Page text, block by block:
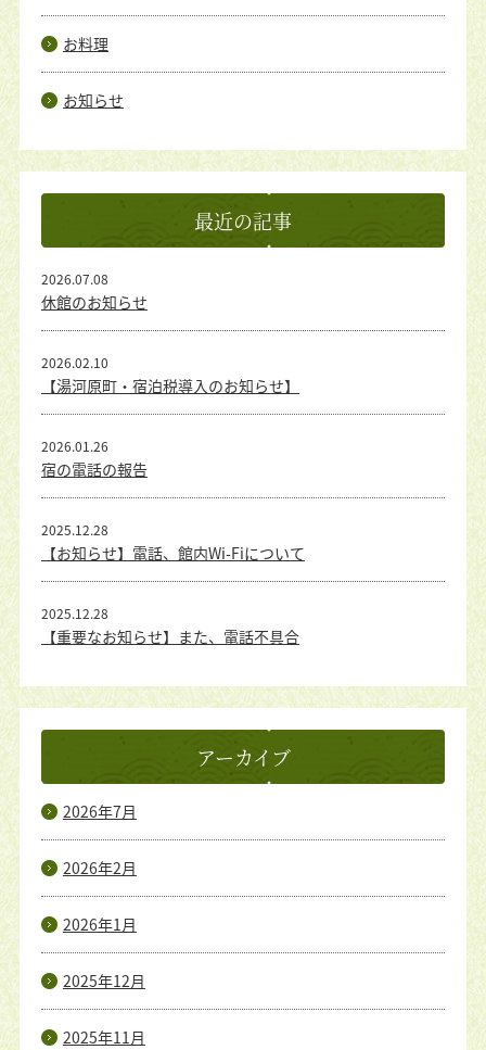
お料理
お知らせ
最近の記事
休館のお知らせ
2026.07.08
【湯河原町・宿泊税導入のお知らせ】
2026.02.10
宿の電話の報告
2026.01.26
【お知らせ】電話、館内Wi-Fiについて
2025.12.28
【重要なお知らせ】また、電話不具合
2025.12.28
アーカイブ
2026年7月
2026年2月
2026年1月
2025年12月
2025年11月